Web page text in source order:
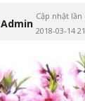
Admin
Cập nhật lần
2018-03-14